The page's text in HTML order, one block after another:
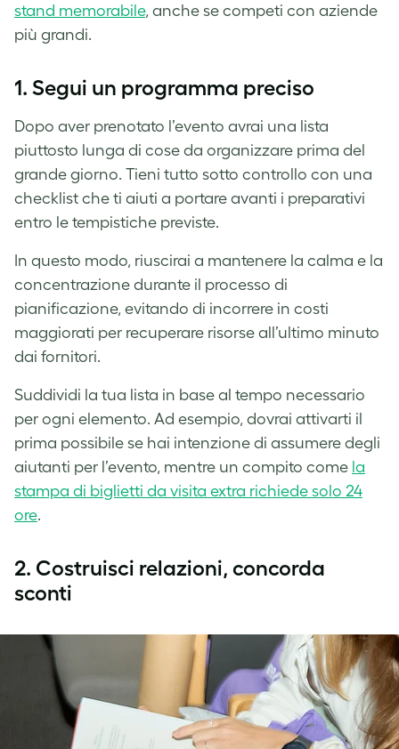
stand memorabile, anche se competi con aziende
più grandi.
1. Segui un programma preciso
Dopo aver prenotato l’evento avrai una lista
piuttosto lunga di cose da organizzare prima del
grande giorno. Tieni tutto sotto controllo con una
checklist che ti aiuti a portare avanti i preparativi
entro le tempistiche previste.
In questo modo, riuscirai a mantenere la calma e la
concentrazione durante il processo di
pianificazione, evitando di incorrere in costi
maggiorati per recuperare risorse all’ultimo minuto
dai fornitori.
Suddividi la tua lista in base al tempo necessario
per ogni elemento. Ad esempio, dovrai attivarti il
prima possibile se hai intenzione di assumere degli
aiutanti per l’evento, mentre un compito come la
stampa di biglietti da visita extra richiede solo 24
ore.
2. Costruisci relazioni, concorda
sconti